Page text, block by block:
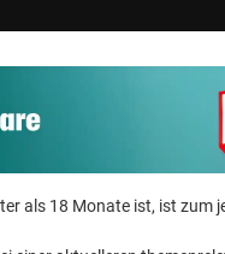
als 18 Monate ist, ist